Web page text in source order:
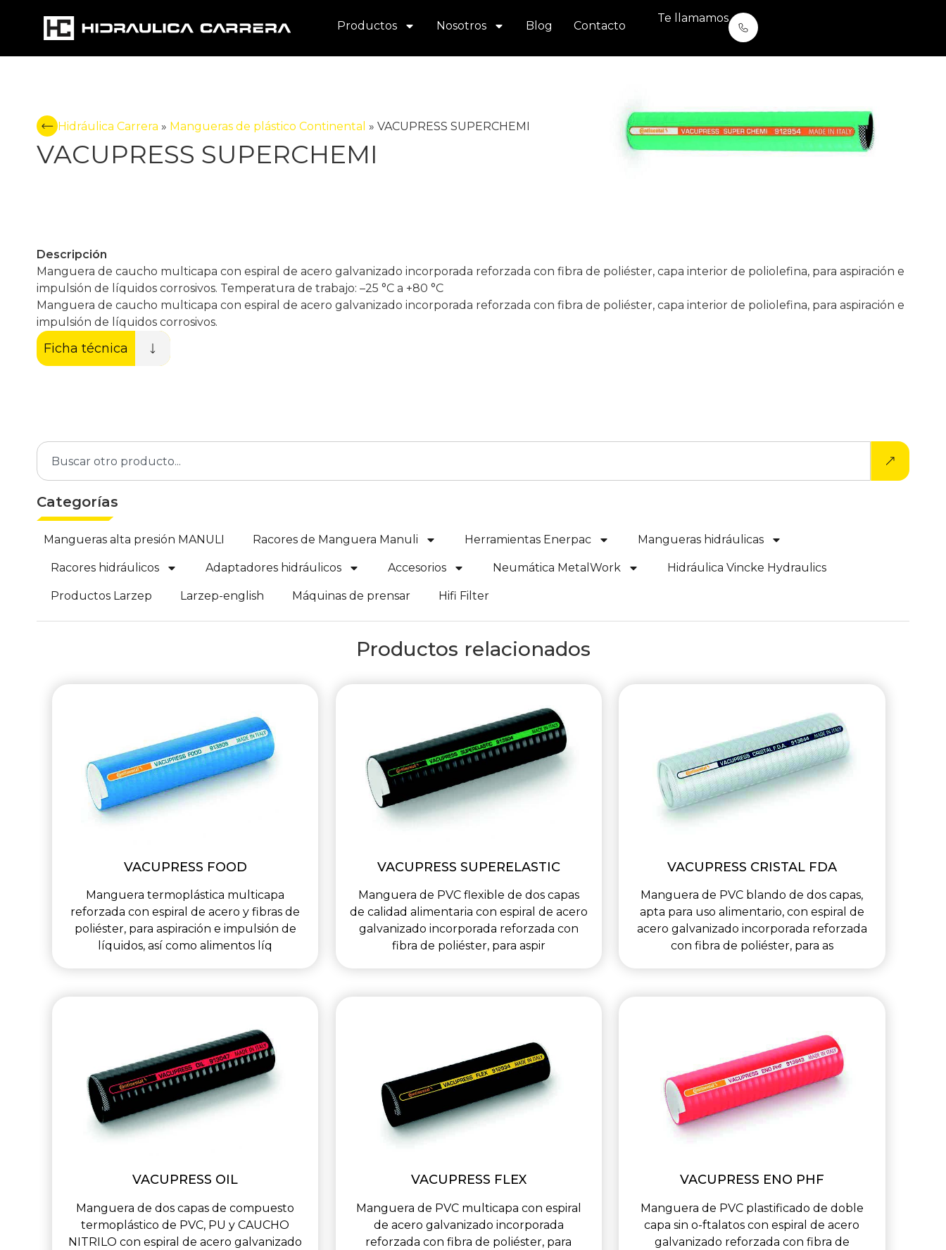
Productos Nosotros Blog Contacto
Te llamamos
Hidráulica Carrera » Mangueras de plástico Continental » VACUPRESS SUPERCHEMI
VACUPRESS SUPERCHEMI
Descripción
Manguera de caucho multicapa con espiral de acero galvanizado incorporada reforzada con fibra de poliéster, capa interior de poliolefina, para aspiración e
impulsión de líquidos corrosivos. Temperatura de trabajo: –25 °C a +80 °C
Manguera de caucho multicapa con espiral de acero galvanizado incorporada reforzada con fibra de poliéster, capa interior de poliolefina, para aspiración e
impulsión de líquidos corrosivos.
Ficha técnica
Categorías
Mangueras alta presión MANULI Racores de Manguera Manuli Herramientas Enerpac Mangueras hidráulicas
Racores hidráulicos Adaptadores hidráulicos Accesorios Neumática MetalWork Hidráulica Vincke Hydraulics
Productos Larzep Larzep-english Máquinas de prensar Hifi Filter
Productos relacionados
VACUPRESS FOOD
Manguera termoplástica multicapa
reforzada con espiral de acero y fibras de
poliéster, para aspiración e impulsión de
líquidos, así como alimentos líq
VACUPRESS SUPERELASTIC
Manguera de PVC flexible de dos capas
de calidad alimentaria con espiral de acero
galvanizado incorporada reforzada con
fibra de poliéster, para aspir
VACUPRESS CRISTAL FDA
Manguera de PVC blando de dos capas,
apta para uso alimentario, con espiral de
acero galvanizado incorporada reforzada
con fibra de poliéster, para as
VACUPRESS OIL
Manguera de dos capas de compuesto
termoplástico de PVC, PU y CAUCHO
NITRILO con espiral de acero galvanizado
VACUPRESS FLEX
Manguera de PVC multicapa con espiral
de acero galvanizado incorporada
reforzada con fibra de poliéster, para
VACUPRESS ENO PHF
Manguera de PVC plastificado de doble
capa sin o-ftalatos con espiral de acero
galvanizado reforzada con fibra de